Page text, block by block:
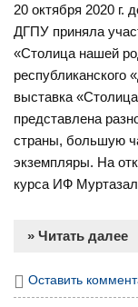
20 октября 2020 г.
ДГПУ приняла
«Столица нашей
выставка
представлена
страны, большую
экземпляры. На
курса ИФ
» Читать далее
Оставить